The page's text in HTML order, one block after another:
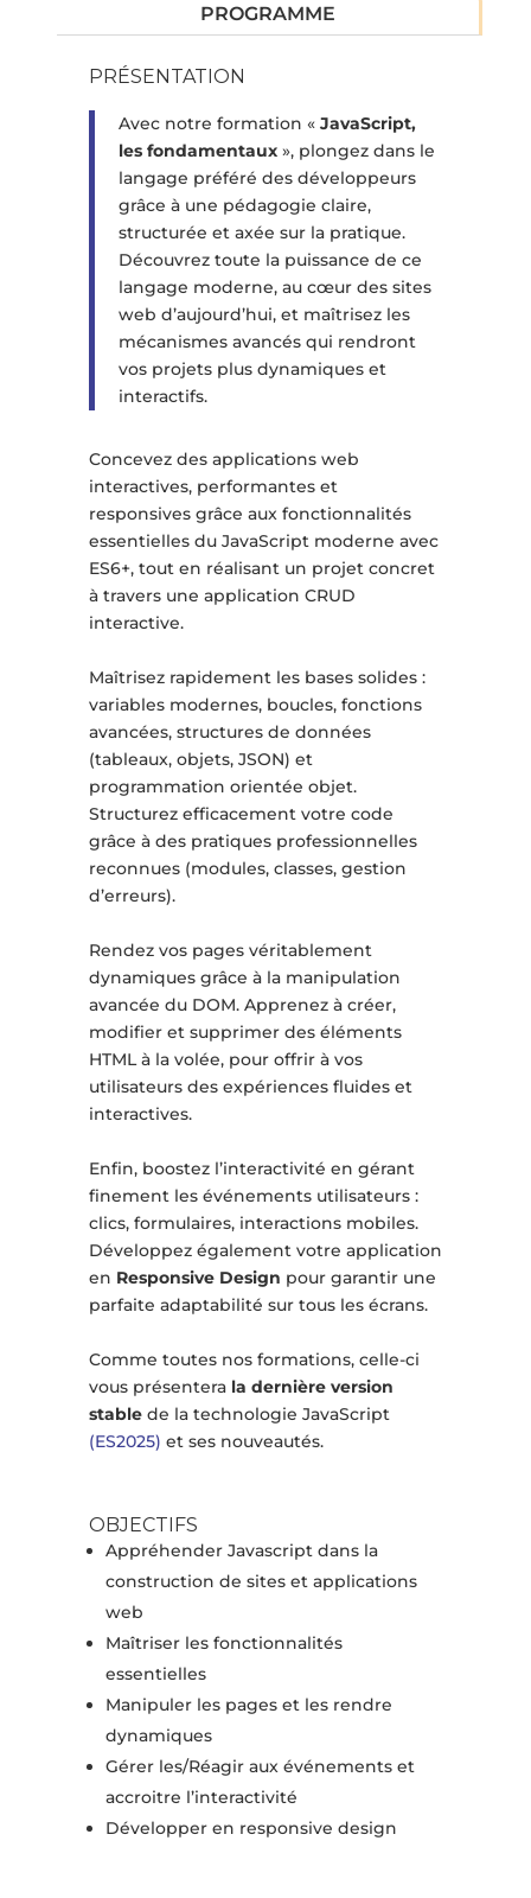
PROGRAMME
PRÉSENTATION
Avec notre formation « JavaScript,
les fondamentaux», plongez dans le
langage préféré des développeurs
grâce à une pédagogie claire,
structurée et axée sur la pratique.
Découvrez toute la puissance de ce
langage moderne, au cœur des sites
web d’aujourd’hui, et maîtrisez les
mécanismes avancés qui rendront
vos projets plus dynamiques et
interactifs.
Concevez des applications web
interactives, performantes et
responsives grâce aux fonctionnalités
essentielles du JavaScript moderne avec
ES6+, tout en réalisant un projet concret
à travers une application CRUD
interactive.
Maîtrisez rapidement les bases solides :
variables modernes, boucles, fonctions
avancées, structures de données
(tableaux, objets, JSON) et
programmation orientée objet.
Structurez efficacement votre code
grâce à des pratiques professionnelles
reconnues (modules, classes, gestion
d’erreurs).
Rendez vos pages véritablement
dynamiques grâce à la manipulation
avancée du DOM. Apprenez à créer,
modifier et supprimer des éléments
HTML à la volée, pour offrir à vos
utilisateurs des expériences fluides et
interactives.
Enfin, boostez l’interactivité en gérant
finement les événements utilisateurs :
clics, formulaires, interactions mobiles.
Développez également votre application
en Responsive Design pour garantir une
parfaite adaptabilité sur tous les écrans.
Comme toutes nos formations, celle-ci
vous présentera la dernière version
stablede la technologie JavaScript
(ES2025) et ses nouveautés.
OBJECTIFS
Appréhender Javascript dans la
construction de sites et applications
web
Maîtriser les fonctionnalités
essentielles
Manipuler les pages et les rendre
dynamiques
Gérer les/Réagir aux événements et
accroitre l’interactivité
Développer en responsive design